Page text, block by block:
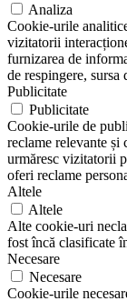
Analiza
Cookie-urile
vizitatorii
furnizarea de
de respingere, sursa
Publicitate
Publicitate
Cookie-urile de
reclame relevante și
urmăresc vizitatorii
oferi reclame
Altele
Altele
Alte cookie-uri
fost încă clasificate
Necesare
Necesare
Cookie-urile